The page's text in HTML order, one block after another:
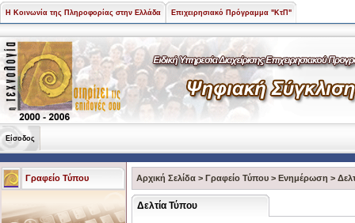
Η Κοινωνία της Πληροφορίας στην Ελλάδα Επιχειρησιακό Πρόγραμμα "ΚτΠ"
Είσοδος
Γραφείο Τύπου Αρχική Σελίδα > Γραφείο Τύπου > Ενημέρωση >
Δελτία Τύπου